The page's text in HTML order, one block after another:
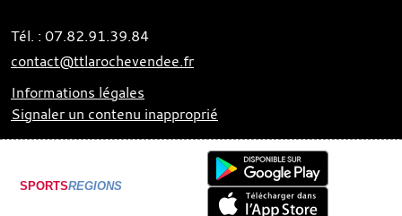
Tél. : 07.82.91.39.84
contact@ttlarochevendee.fr
Informations légales
Signaler un contenu inapproprié
SPORTSREGIONS